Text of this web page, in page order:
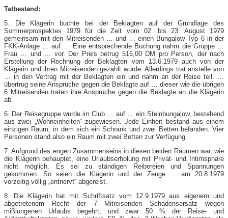
Tatbestand:
5. Die Klägerin buchte bei der Beklagten auf der Grundlage des
Sommerprospektes 1979 für die Zeit vom 02. bis 23. August 1979
gemeinsam mit den Mitreisenden … und … einen Bungalow Typ 6 in der
FKK-Anlage … auf … Eine entsprechende Buchung nahm die Gruppe …
Frau … und … vor. Der Preis betrug 516,00 DM pro Person, der nach
Erstellung der Rechnung der Beklagten vom 13.6.1979 auch von der
Klägerin und ihren Mitreisenden gezahlt wurde. Allerdings trat anstelle von
… in den Vertrag mit der Beklagten ein und nahm an der Reise teil. …
übertrug seine Ansprüche gegen die Beklagte auf … dieser wie die übrigen
6 Mitreisenden traten ihre Ansprüche gegen die Beklagte an die Klägerin
ab.
6. Der Reisegruppe wurde im Club … auf … ein Steinbungalow, bestehend
aus zwei „Wohneinheiten“ zugewiesen. Jede Einheit bestand aus einem
einzigen Raum, in dem sich ein Schrank und zwei Betten befanden. Vier
Personen stand also ein Raum mit zwei Betten zur Verfügung.
7. Aufgrund des engen Zusammenseins in diesen beiden Räumen war, wie
die Klägerin behauptet, eine Urlaubserholung mit Privat- und Intimsphäre
nicht möglich. Es sei zu ständigen Reibereien und Spannungen
gekommen. So seien die Klägerin und der Zeuge … am 20.8.1979
vorzeitig völlig „entnervt“ abgereist.
8. Die Klägerin hat mit Schriftsatz vom 12.9.1979 aus eigenem und
abgetretenem Recht der 7 Mitreisenden Schadensersatz wegen
mißlungenen Urlaubs begehrt, und zwar 50 % der Reise- und